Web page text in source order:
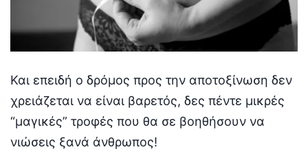
Και επειδή ο δρόμος προς την αποτοξίνωση δεν
χρειάζεται να είναι βαρετός, δες πέντε μικρές
“μαγικές” τροφές που θα σε βοηθήσουν να
νιώσεις ξανά άνθρωπος!